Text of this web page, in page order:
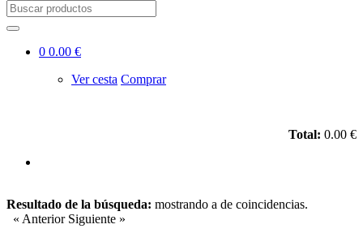
0 0.00 €
Ver cesta Comprar
Total: 0.00 €
Resultado de la búsqueda: mostrando a de coincidencias.
« Anterior Siguiente »